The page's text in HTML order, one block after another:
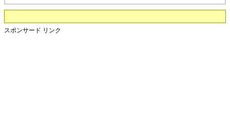
スポンサード リンク